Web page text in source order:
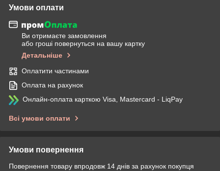
Умови оплати
Ви отримаєте замовлення
або гроші повернуться на вашу картку
Детальніше
Оплатити частинами
Оплата на рахунок
Онлайн-оплата карткою Visa, Mastercard - LiqPay
Всі умови оплати
Умови повернення
Повернення товару впродовж 14 днів за рахунок покупця